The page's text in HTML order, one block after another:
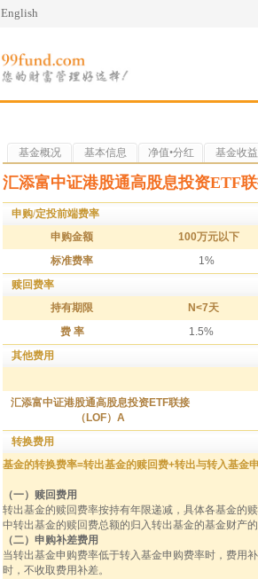
English
基金概况 基本信息 净值•分红 基金收益
汇添富中证港股通高股息投资ETF
申购/定投前端费率
申购金额 100万元以下
标准费率 1%
赎回费率
持有期限 N<7天
费 率 1.5%
其他费用
汇添富中证港股通高股息投资ETF联接
（LOF）A
转换费用
基金的转换费率=转出基金的赎回费+转出与转入基金
（一）赎回费用
转出基金的赎回费率按持有年限递减，具体各基金的
中转出基金的赎回费总额的归入转出基金的基金财产
（二）申购补差费用
当转出基金申购费率低于转入基金申购费率时，费用
时，不收取费用补差。